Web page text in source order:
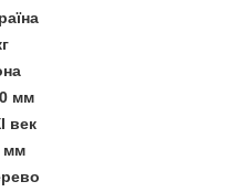
мм
век
мм